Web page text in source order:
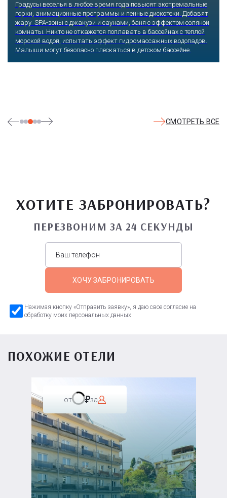
Сочи, Олимпийский проспект, 21
Оказавшись здесь, словно попадаешь в сказку: встречаешь
любимых героев русского фольклора, получаешь возможность
сколько душе угодно кататься на аттракционах европейского
уровня. Гости участвуют в увлекательных квестах и творческих
СМОТРЕТЬ ВСЕ
ХОТИТЕ ЗАБРОНИРОВАТЬ?
ПЕРЕЗВОНИМ ЗА 24 СЕКУНДЫ
ХОЧУ ЗАБРОНИРОВАТЬ
Нажимая кнопку «Отправить заявку», я даю свое согласие на
обработку моих персональных данных
ПОХОЖИЕ ОТЕЛИ
от за